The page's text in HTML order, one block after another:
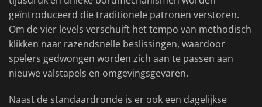
geïntroduceerd die traditionele patronen verstoren.
Om de vier levels verschuift het tempo van methodisch
klikken naar razendsnelle beslissingen, waardoor
spelers gedwongen worden zich aan te passen aan
nieuwe valstapels en omgevingsgevaren.
Naast de standaardronde is er ook een dagelijkse